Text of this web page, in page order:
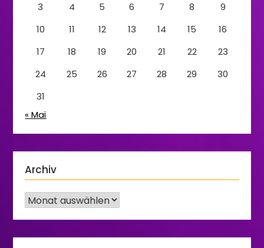
3
4 5 6 7 8
9
10
11 12 13 14 15
16
17
18 19 20 21 22
23
24
25 26 27 28 29
30
31
« Mai
Archiv